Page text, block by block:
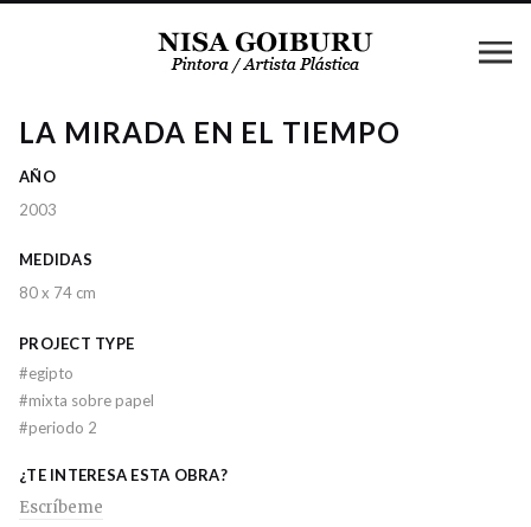
LA MIRADA EN EL TIEMPO
AÑO
2003
MEDIDAS
80 x 74 cm
PROJECT TYPE
#egipto
#mixta sobre papel
#periodo 2
¿TE INTERESA ESTA OBRA?
Escríbeme